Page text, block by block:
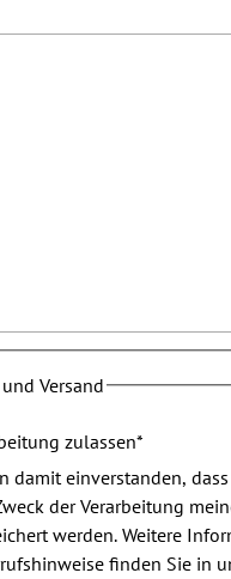
Versand
zulassen*
damit einverstanden,
der Verarbeitung
werden. Weitere
finden Sie in